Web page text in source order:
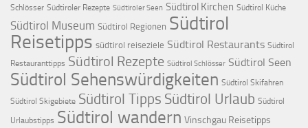
Schlösser Südtiroler Rezepte Südtiroler Seen Südtirol Kirchen Südtirol Küche
Südtirol Museum Südtirol Regionen Südtirol
Reisetipps südtirol reiseziele Südtirol Restaurants Südtirol
Restauranttipps Südtirol Rezepte Südtirol Schlösser Südtirol Seen
Südtirol Sehenswürdigkeiten Südtirol Skifahren
Südtirol Skigebiete Südtirol Tipps Südtirol Urlaub Südtirol
Urlaubstipps Südtirol wandern Vinschgau Reisetipps